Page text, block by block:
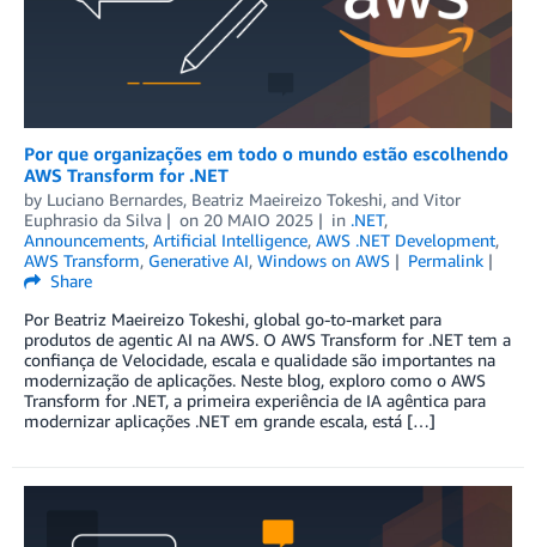
Por que organizações em todo o mundo estão escolhendo
AWS Transform for .NET
by Luciano Bernardes, Beatriz Maeireizo Tokeshi, and Vitor
Euphrasio da Silva
on 20 MAIO 2025 in .NET,
Announcements, Artificial Intelligence, AWS .NET Development,
AWS Transform, Generative AI, Windows on AWS
Permalink
Share
Por Beatriz Maeireizo Tokeshi, global go-to-market para
produtos de agentic AI na AWS. O AWS Transform for .NET tem a
confiança de Velocidade, escala e qualidade são importantes na
modernização de aplicações. Neste blog, exploro como o AWS
Transform for .NET, a primeira experiência de IA agêntica para
modernizar aplicações .NET em grande escala, está […]